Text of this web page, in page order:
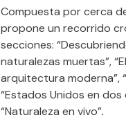
Compuesta por cerca
propone un recorrido
secciones:
naturalezas muertas”,
arquitectura moderna”,
“Estados Unidos en dos
“Naturaleza en vivo”.